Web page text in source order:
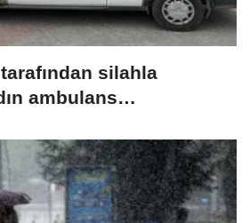
silahla
ambulans